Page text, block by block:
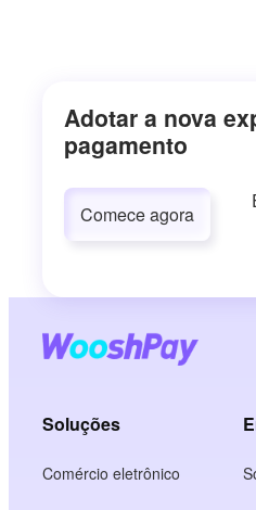
Adotar a nova
pagamento
Comece agora
Soluções
Comércio eletrônico